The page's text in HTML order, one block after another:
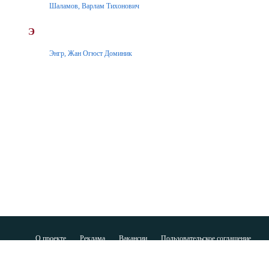
Шаламов, Варлам Тихонович
Э
Энгр, Жан Огюст Доминик
О проекте Реклама Вакансии Пользовательское соглашение